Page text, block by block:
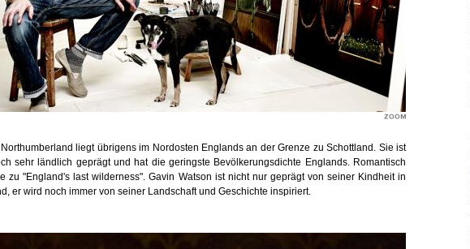
Northumberland liegt übrigens im Nordosten Englands an der Grenze zu Schottland. Sie ist
sehr ländlich geprägt und hat die geringste Bevölkerungsdichte Englands. Romantisch
zu "England's last wilderness". Gavin Watson ist nicht nur geprägt von seiner Kindheit in
er wird noch immer von seiner Landschaft und Geschichte inspiriert.